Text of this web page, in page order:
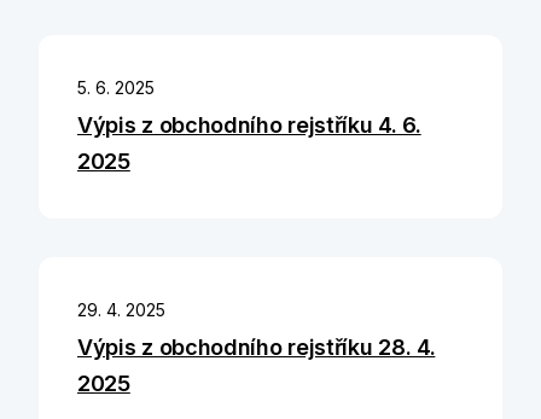
5. 6. 2025
Výpis z obchodního rejstříku 4. 6.
2025
29. 4. 2025
Výpis z obchodního rejstříku 28. 4.
2025